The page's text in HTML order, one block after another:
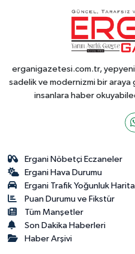
erganigazetesi.com.tr,
sadelik ve modernizmi bir araya
insanlara haber
Ergani Nöbetçi Eczaneler
Ergani Hava Durumu
Ergani Trafik Yoğunluk
Puan Durumu ve Fikstür
Tüm Manşetler
Son Dakika Haberleri
Haber Arşivi